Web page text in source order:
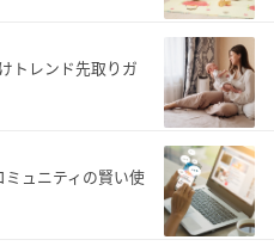
トレンド先取りガ
ュニティの賢い使